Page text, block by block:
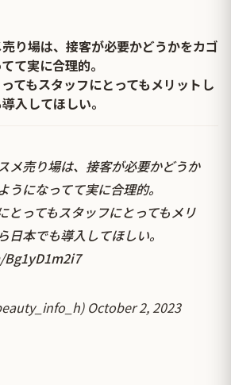
り場は、接客が必要かどうかをカゴ
て実に合理的。
てもスタッフにとってもメリットし
入してほしい。
メ売り場は、接客が必要かどうか
うになってて実に合理的。
とってもスタッフにとってもメリ
日本でも導入してほしい。
October 2, 2023